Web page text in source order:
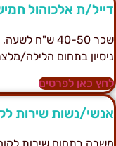
ת אלכוהול
שכר 40-50 ש"ח
בתחום הלילה/
כאן לפרטים
נשות שירות